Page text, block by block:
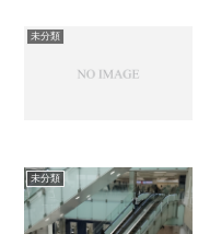
未分類
未分類